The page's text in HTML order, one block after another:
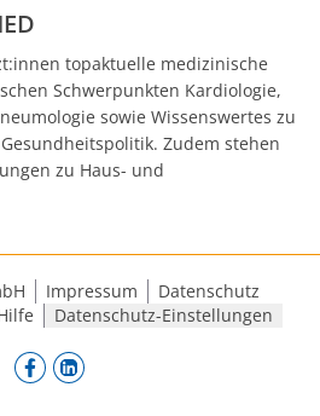
topaktuelle medizinische
Schwerpunkten Kardiologie,
sowie Wissenswertes zu
Zudem stehen
zu Haus- und
Impressum
Datenschutz
Datenschutz-Einstellungen